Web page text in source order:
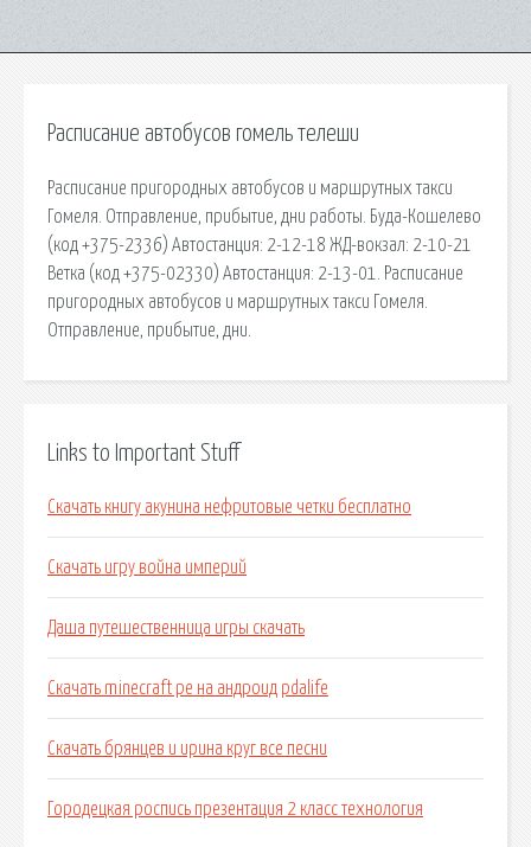
Расписание автобусов гомель телеши
Расписание пригородных автобусов и маршрутных такси
Гомеля. Отправление, прибытие, дни работы. Буда-Кошелево
(код +375-2336) Автостанция: 2-12-18 ЖД-вокзал: 2-10-21
Ветка (код +375-02330) Автостанция: 2-13-01. Расписание
пригородных автобусов и маршрутных такси Гомеля.
Отправление, прибытие, дни.
Links to Important Stuff
Скачать книгу акунина нефритовые четки бесплатно
Скачать игру война империй
Даша путешественница игры скачать
Скачать minecraft pe на андроид pdalife
Скачать брянцев и ирина круг все песни
Городецкая роспись презентация 2 класс технология